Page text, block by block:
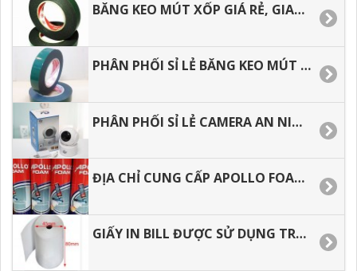
BĂNG KEO MÚT XỐP GIÁ RẺ, GIAO HÀNG TOÀN QUỐC.
PHÂN PHỐI SỈ LẺ BĂNG KEO MÚT XỐP, GIAO HÀNG NHANH.
PHÂN PHỐI SỈ LẺ CAMERA AN NINH TRONG NHÀ DƯỚI 500 NGÀN
ĐỊA CHỈ CUNG CẤP APOLLO FOAM GIÁ RẺ TẠI HCM
GIẤY IN BILL ĐƯỢC SỬ DỤNG TRONG KINH DOANH HIỆN NAY, CÁCH BẢO QUẢN GIẤY IN BILL.